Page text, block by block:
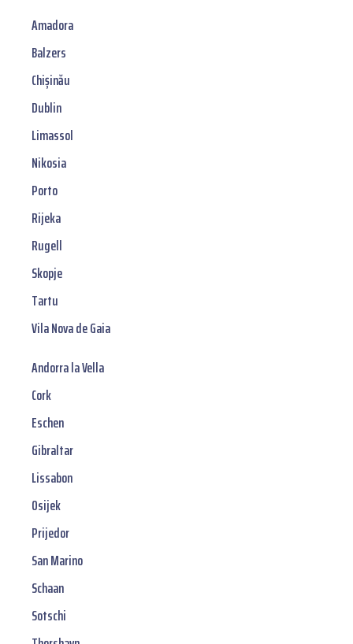
Amadora
Balzers
Chișinău
Dublin
Limassol
Nikosia
Porto
Rijeka
Rugell
Skopje
Tartu
Vila Nova de Gaia
Andorra la Vella
Cork
Eschen
Gibraltar
Lissabon
Osijek
Prijedor
San Marino
Schaan
Sotschi